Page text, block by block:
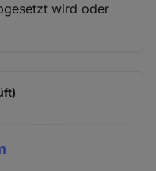
wird oder